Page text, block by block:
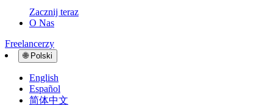
Zacznij teraz
O Nas
Freelancerzy
🌐 Polski
English
Español
简体中文